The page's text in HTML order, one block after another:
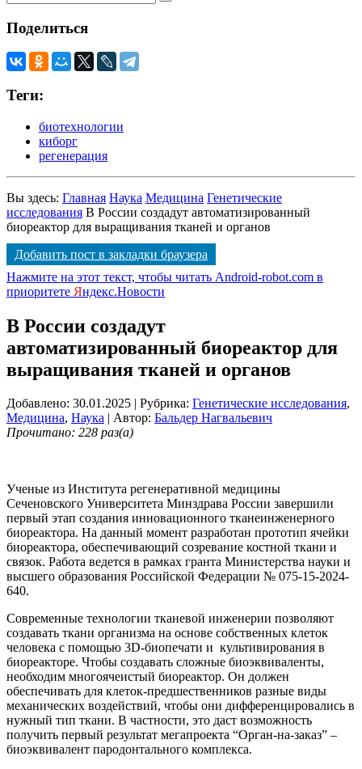
Поделиться
Теги:
биотехнологии
киборг
регенерация
Вы здесь: Главная Наука Медицина Генетические
исследования В России создадут автоматизированный
биореактор для выращивания тканей и органов
Добавить пост в закладки браузера
Нажмите на этот текст, чтобы читать Android-robot.com в
приоритете Яндекс.Новости
В России создадут
автоматизированный биореактор для
выращивания тканей и органов
Добавлено: 30.01.2025 | Рубрика: Генетические исследования,
Медицина, Наука | Автор: Бальдер Нагвальевич
Прочитано: 228 раз(а)
Ученые из Института регенеративной медицины
Сеченовского Университета Минздрава России завершили
первый этап создания инновационного тканеинженерного
биореактора. На данный момент разработан прототип ячейки
биореактора, обеспечивающий созревание костной ткани и
связок. Работа ведется в рамках гранта Министерства науки и
высшего образования Российской Федерации № 075-15-2024-
640.
Современные технологии тканевой инженерии позволяют
создавать ткани организма на основе собственных клеток
человека с помощью 3D-биопечати и культивирования в
биореакторе. Чтобы создавать сложные биоэквиваленты,
необходим многоячеистый биореактор. Он должен
обеспечивать для клеток-предшественников разные виды
механических воздействий, чтобы они дифференцировались в
нужный тип ткани. В частности, это даст возможность
получить первый результат мегапроекта “Орган-на-заказ” –
биоэквивалент пародонтального комплекса.